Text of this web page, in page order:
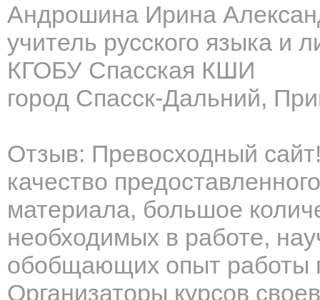
Андрошина Ирина
учитель русского языка и
КГОБУ Спасская КШИ
город Спасск-Дальний,
Отзыв: Превосходный
качество
материала, большое
необходимых в работе,
обобщающих опыт работы
Организаторы курсов